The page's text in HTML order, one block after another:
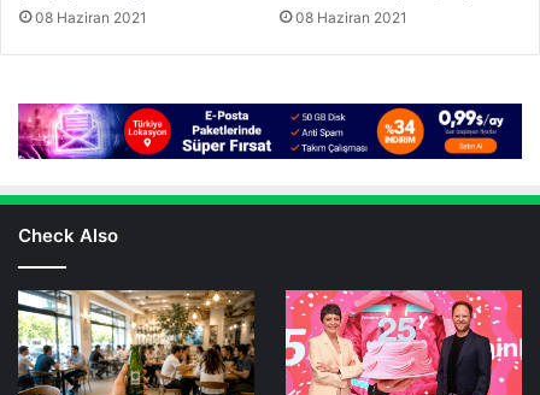
08 Haziran 2021 08 Haziran 2021
Check Also